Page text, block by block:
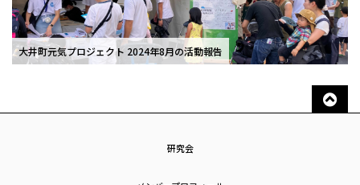
大井町元気プロジェクト 2024年8月の活動報告
研究会